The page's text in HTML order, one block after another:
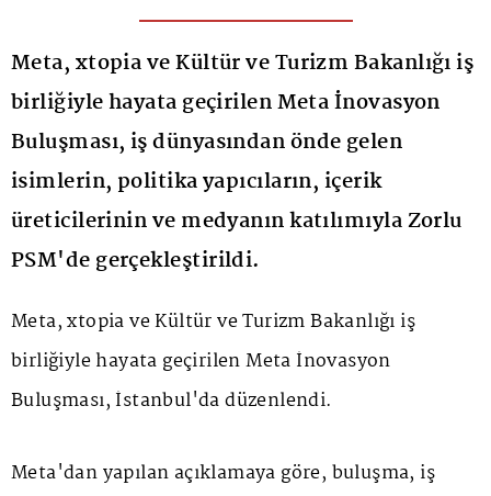
Meta, xtopia ve Kültür ve Turizm Bakanlığı iş
birliğiyle hayata geçirilen Meta İnovasyon
Buluşması, iş dünyasından önde gelen
isimlerin, politika yapıcıların, içerik
üreticilerinin ve medyanın katılımıyla Zorlu
PSM'de gerçekleştirildi.
Meta, xtopia ve Kültür ve Turizm Bakanlığı iş
birliğiyle hayata geçirilen Meta İnovasyon
Buluşması, İstanbul'da düzenlendi.
Meta'dan yapılan açıklamaya göre, buluşma, iş